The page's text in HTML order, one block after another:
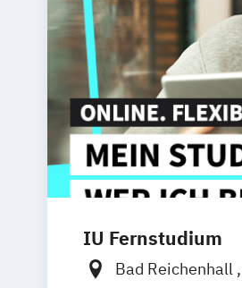
IU Fernstudium
Bad Reichenhall